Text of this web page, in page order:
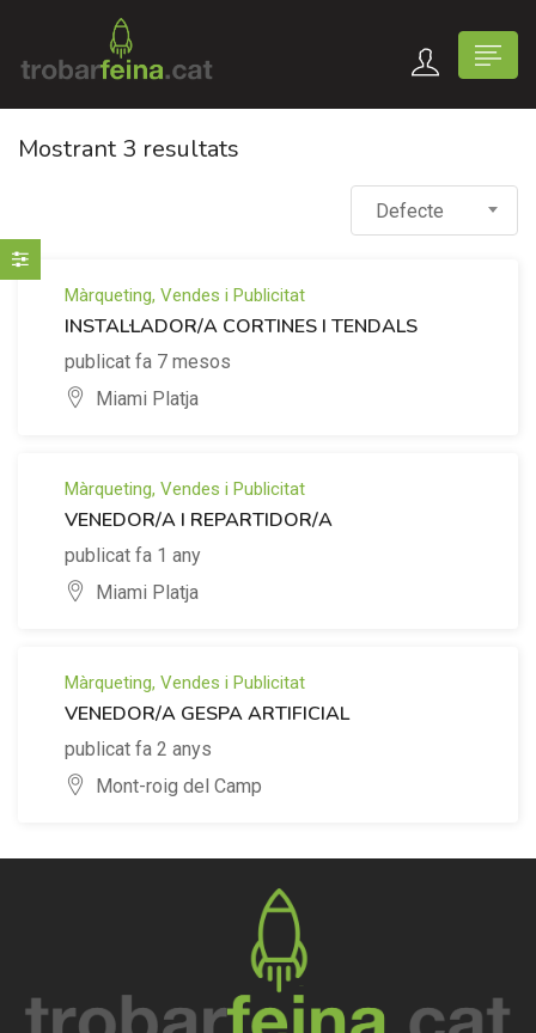
Mostrant 3 resultats
Defecte
Màrqueting, Vendes i Publicitat
INSTAL·LADOR/A CORTINES I TENDALS
publicat fa 7 mesos
Miami Platja
Màrqueting, Vendes i Publicitat
VENEDOR/A I REPARTIDOR/A
publicat fa 1 any
Miami Platja
Màrqueting, Vendes i Publicitat
VENEDOR/A GESPA ARTIFICIAL
publicat fa 2 anys
Mont-roig del Camp